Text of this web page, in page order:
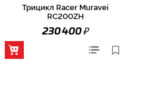
Трицикл Racer Muravei
RC200ZH
230 400₽